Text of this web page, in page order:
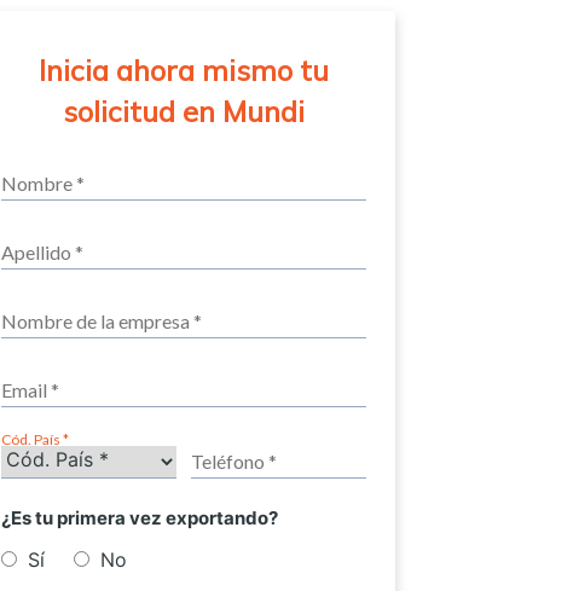
Inicia ahora mismo tu
solicitud en Mundi
Cód. País
¿Es tu primera vez exportando?
Sí No